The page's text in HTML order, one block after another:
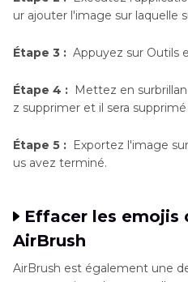
ur ajouter l'image sur laquelle
Étape 3 : Appuyez sur Outils
Étape 4 : Mettez en
z supprimer et il sera
Étape 5 : Exportez l'image
us avez terminé.
Effacer les emojis
AirBrush
AirBrush est également une